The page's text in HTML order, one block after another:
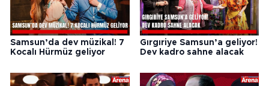
Samsun’da dev müzikal! 7
Kocalı Hürmüz geliyor
Gırgıriye Samsun’a geliyor!
Dev kadro sahne alacak